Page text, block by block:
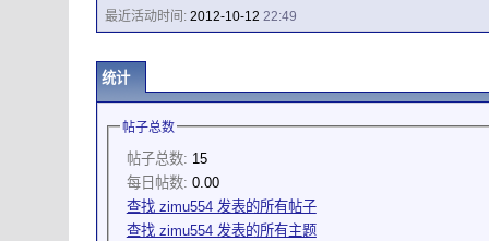
最近活动时间:2012-10-12 22:49
统计
帖子总数
帖子总数: 15
每日帖数: 0.00
查找 zimu554 发表的所有帖子
查找 zimu554 发表的所有主题